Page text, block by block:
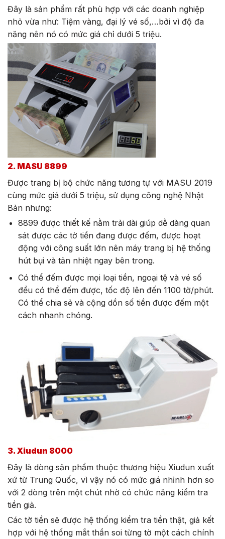
Đây là sản phẩm rất phù hợp với các doanh nghiệp
nhỏ vừa như: Tiệm vàng, đại lý vé số,…bởi vì độ đa
năng nên nó có mức giá chỉ dưới 5 triệu.
2. MASU 8899
Được trang bị bộ chức năng tương tự với MASU 2019
cùng mức giá dưới 5 triệu, sử dụng công nghệ Nhật
Bản nhưng:
8899 được thiết kế nằm trải dài giúp dễ dàng quan
sát được các tờ tiền đang được đếm, được hoạt
động với công suất lớn nên máy trang bị hệ thống
hút bụi và tản nhiệt ngay bên trong.
Có thể đếm được mọi loại tiền, ngoại tệ và vé số
đều có thể đếm được, tốc độ lên đến 1100 tờ/phút.
Có thể chia sẻ và cộng dồn số tiền được đếm một
cách nhanh chóng.
3. Xiudun 8000
Đây là dòng sản phẩm thuộc thương hiệu Xiudun xuất
xứ từ Trung Quốc, vì vậy nó có mức giá nhỉnh hơn so
với 2 dòng trên một chút nhờ có chức năng kiểm tra
tiền giả.
Các tờ tiền sẽ được hệ thống kiểm tra tiền thật, giả kết
hợp với hệ thống mắt thần soi từng tờ một cách chính